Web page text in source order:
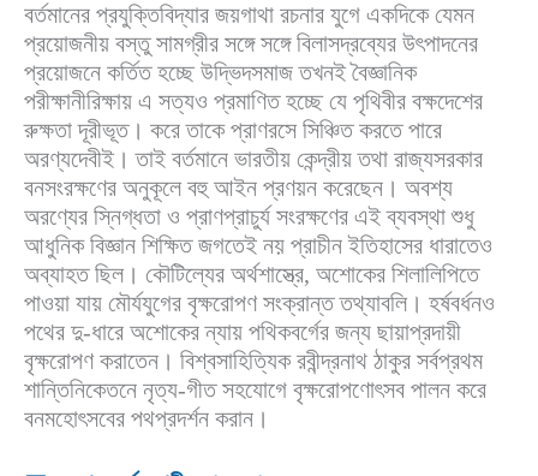
বর্তমানের প্রযুক্তিবিদ্যার জয়গাথা রচনার যুগে একদিকে যেমন
প্রয়োজনীয় বস্তু সামগ্রীর সঙ্গে সঙ্গে বিলাসদ্রব্যের উৎপাদনের
প্রয়োজনে কর্তিত হচ্ছে উদ্ভিদসমাজ তখনই বৈজ্ঞানিক
পরীক্ষানীরিক্ষায় এ সত্যও প্রমাণিত হচ্ছে যে পৃথিবীর বক্ষদেশের
রুক্ষতা দূরীভূত। করে তাকে প্রাণরসে সিঞ্চিত করতে পারে
অরণ্যদেবীই। তাই বর্তমানে ভারতীয় কেন্দ্রীয় তথা রাজ্যসরকার
বনসংরক্ষণের অনুকূলে বহু আইন প্রণয়ন করেছেন। অবশ্য
অরণ্যের স্নিগ্ধতা ও প্রাণপ্রাচুর্য সংরক্ষণের এই ব্যবস্থা শুধু
আধুনিক বিজ্ঞান শিক্ষিত জগতেই নয় প্রাচীন ইতিহাসের ধারাতেও
অব্যাহত ছিল। কৌটিল্যের অর্থশাস্ত্রে, অশোকের শিলালিপিতে
পাওয়া যায় মৌর্যযুগের বৃক্ষরোপণ সংক্রান্ত তথ্যাবলি। হর্ষবর্ধনও
পথের দু-ধারে অশোকের ন্যায় পথিকবর্গের জন্য ছায়াপ্রদায়ী
বৃক্ষরোপণ করাতেন। বিশ্বসাহিত্যিক রবীন্দ্রনাথ ঠাকুর সর্বপ্রথম
শান্তিনিকেতনে নৃত্য-গীত সহযোগে বৃক্ষরোপণোৎসব পালন করে
বনমহোৎসবের পথপ্রদর্শন করান।